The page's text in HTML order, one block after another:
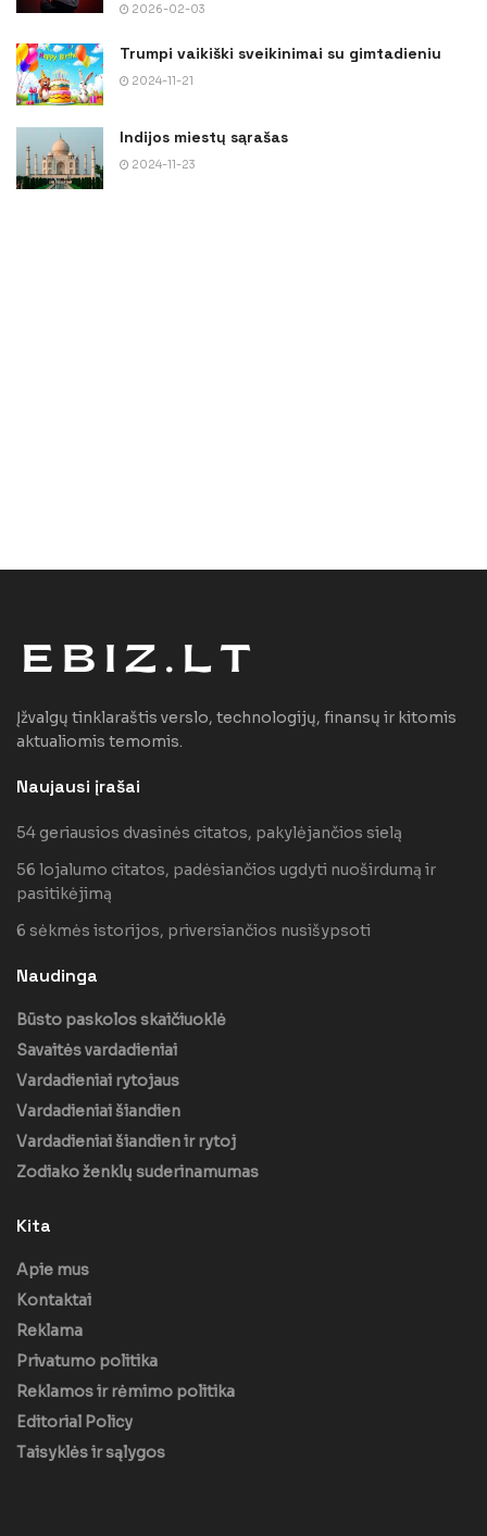
2026-02-03
Trumpi vaikiški sveikinimai su gimtadieniu
2024-11-21
Indijos miestų sąrašas
2024-11-23
Įžvalgų tinklaraštis verslo, technologijų, finansų ir kitomis
aktualiomis temomis.
Naujausi įrašai
54 geriausios dvasinės citatos, pakylėjančios sielą
56 lojalumo citatos, padėsiančios ugdyti nuoširdumą ir
pasitikėjimą
6 sėkmės istorijos, priversiančios nusišypsoti
Naudinga
Būsto paskolos skaičiuoklė
Savaitės vardadieniai
Vardadieniai rytojaus
Vardadieniai šiandien
Vardadieniai šiandien ir rytoj
Zodiako ženklų suderinamumas
Kita
Apie mus
Kontaktai
Reklama
Privatumo politika
Reklamos ir rėmimo politika
Editorial Policy
Taisyklės ir sąlygos